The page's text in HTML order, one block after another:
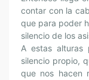
contar con la
que para poder
silencio de los
A estas alturas
silencio propio,
que nos hacen